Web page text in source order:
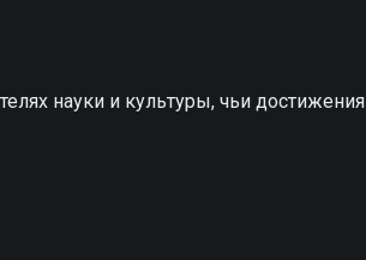
науки и культуры, чьи достижения